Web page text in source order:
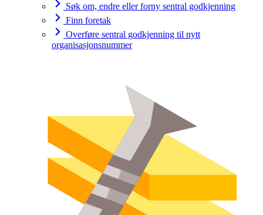
Søk om, endre eller forny sentral godkjenning
Finn foretak
Overføre sentral godkjenning til nytt
organisasjonsnummer